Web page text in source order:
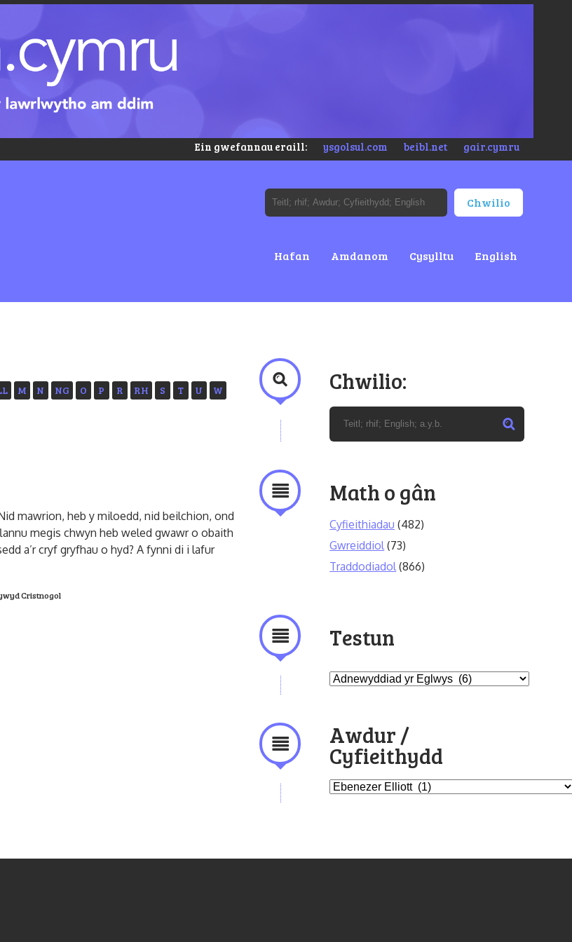
Ein gwefannau eraill: ysgolsul.com beibl.net gair.cymru
Hafan Amdanom Cysylltu English
M N NG O P R RH S T U
W
mawrion, heb y miloedd, nid beilchion, ond
megis chwyn heb weled gwawr o obaith
a’r cryf gryfhau o hyd? A fynni di i lafur
Cristnogol
Chwilio:
Math o gân
Cyfieithiadau (482)
Gwreiddiol (73)
Traddodiadol (866)
Testun
Awdur /
Cyfieithydd